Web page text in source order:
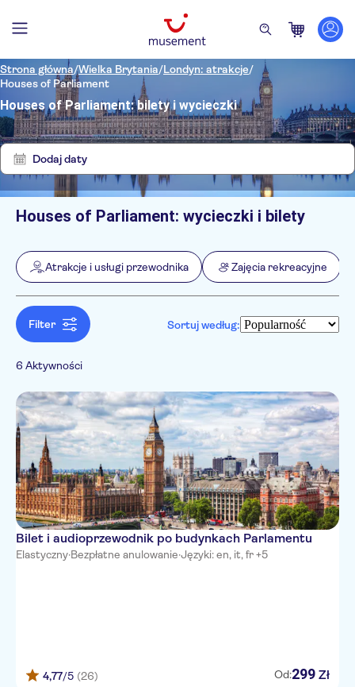
Strona główna/Wielka Brytania/Londyn: atrakcje/
Houses of Parliament
Houses of Parliament: bilety i wycieczki
Dodaj daty
Filtry Cena (osoba dorosła)
Min. zł Max. zł
NO-PICKUP
Bilet
Bezpłatne anulowanie
Natychmiastowe potwierdzenie
Wycieczka z przewodnikiem
E-Voucher
Wliczone są opłaty za wstęp
Mniejsza grupa
Wheelchair access
Wejście bez kolejki
Kategorie
Atrakcje i usługi przewodnika
Zabytki
Zajęcia rekreacyjne
zabytkach
Zwiedzanie i tradycje
Miasto
Język
Angielski
Niemiecki
Francuski
Portugalski
Rosyjski
Chiński
Wyczyść
Pokaż
wyniki:
6
Houses of Parliament: wycieczki i bilety
Atrakcje i usługi przewodnika Zajęcia rekreacyjne
Filter Sortuj według:
6 Aktywności
Bilet i audioprzewodnik po budynkach Parlamentu
Elastyczny·Bezpłatne anulowanie·Języki: en, it, fr +5
4,77/5 (26) Od:299 Zł